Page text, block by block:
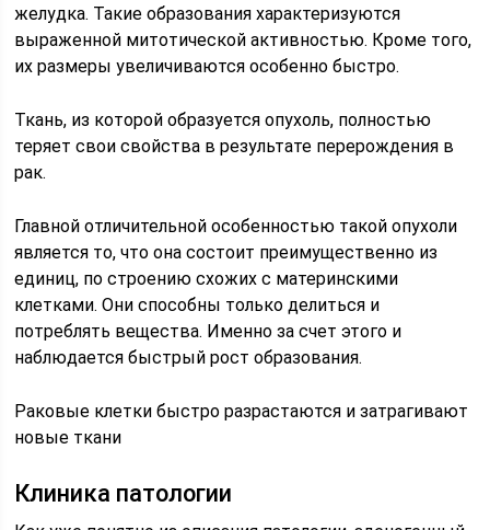
желудка. Такие образования характеризуются
выраженной митотической активностью. Кроме того,
их размеры увеличиваются особенно быстро.
Ткань, из которой образуется опухоль, полностью
теряет свои свойства в результате перерождения в
рак.
Главной отличительной особенностью такой опухоли
является то, что она состоит преимущественно из
единиц, по строению схожих с материнскими
клетками. Они способны только делиться и
потреблять вещества. Именно за счет этого и
наблюдается быстрый рост образования.
Раковые клетки быстро разрастаются и затрагивают
новые ткани
Клиника патологии